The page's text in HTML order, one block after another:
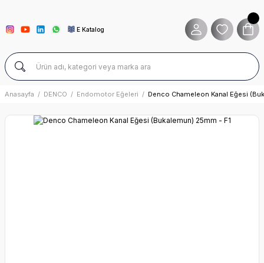
E Katalog
Anasayfa DENCO Endomotor Eğeleri Denco Chameleon Kanal Eğesi